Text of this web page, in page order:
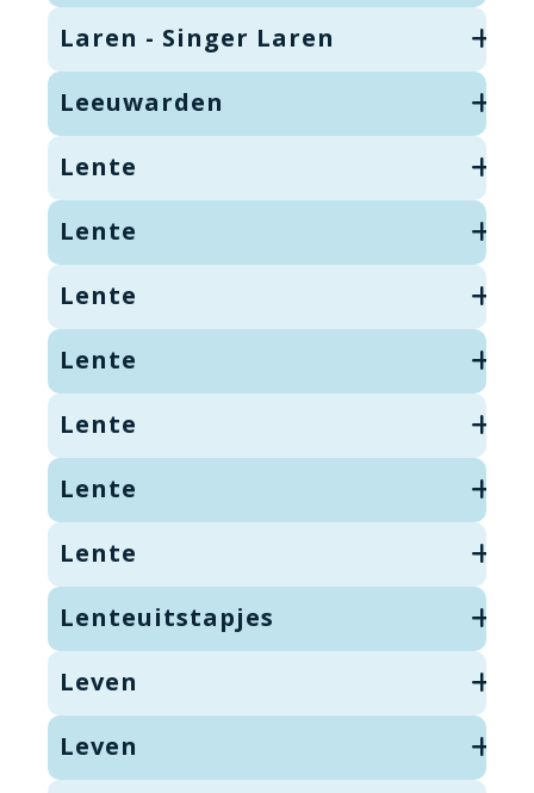
Laren - Singer Laren
Leeuwarden
Lente
Lente
Lente
Lente
Lente
Lente
Lente
Lenteuitstapjes
Leven
Leven